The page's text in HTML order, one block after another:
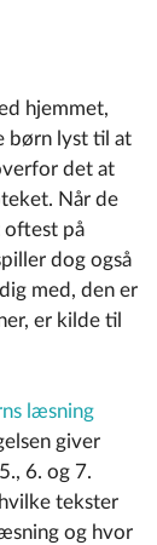
hjemmet,
børn lyst til at
det at
Når de
oftest på
dog også
med, den er
er kilde til
læsning
giver
6. og 7.
tekster
og hvor